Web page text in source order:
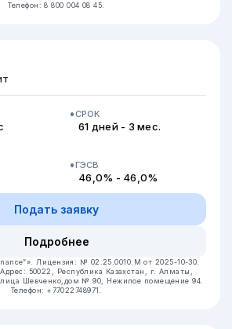
Телефон: 8 800 004 08 45.
СРОК
61 дней - 3 мес.
ГЭСВ
46,0% - 46,0%
Подать заявку
Подробнее
Лицензия: № 02.25.0010.М от 2025-10-30.
Адрес: 50022, Республика Казахстан, г. Алматы,
Шевченко,дом № 90, Нежилое помещение 94.
Телефон: +77022748971.